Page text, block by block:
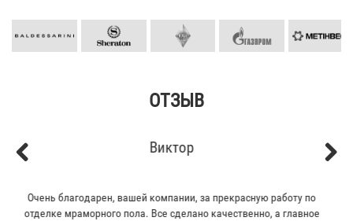
ОТЗЫВ
Кирилл
Мой отец заказывал плитку из гранита для своего дома. Больше
всего понравилось - индивидуальный подход к клиенту. Отец